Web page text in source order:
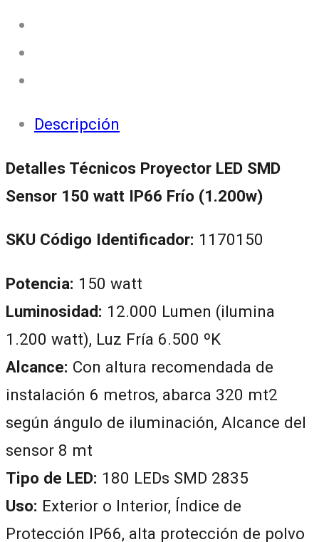
Descripción
Detalles Técnicos Proyector LED SMD
Sensor 150 watt IP66 Frío (1.200w)
SKU Código Identificador: 1170150
Potencia: 150 watt
Luminosidad: 12.000 Lumen (ilumina
1.200 watt), Luz Fría 6.500 ºK
Alcance: Con altura recomendada de
instalación 6 metros, abarca 320 mt2
según ángulo de iluminación, Alcance del
sensor 8 mt
Tipo de LED: 180 LEDs SMD 2835
Uso: Exterior o Interior, Índice de
Protección IP66, alta protección de polvo